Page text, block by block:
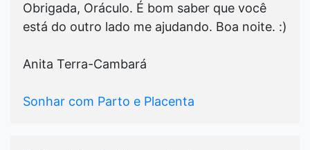
Obrigada, Oráculo. É bom saber que você
está do outro lado me ajudando. Boa noite. :)
Anita Terra-Cambará
Sonhar com Parto e Placenta